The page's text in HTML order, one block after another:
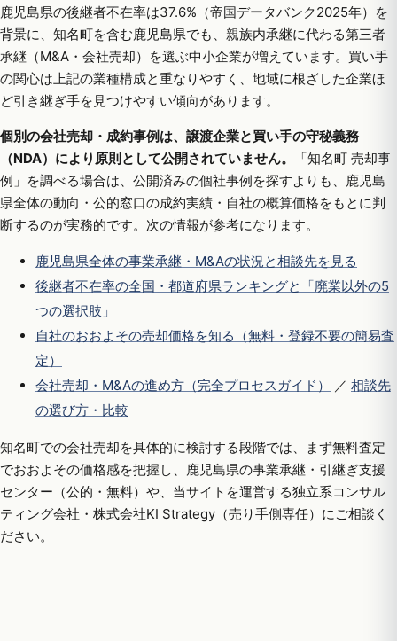
鹿児島県の後継者不在率は37.6%（帝国データバンク2025年）を
背景に、知名町を含む鹿児島県でも、親族内承継に代わる第三者
承継（M&A・会社売却）を選ぶ中小企業が増えています。買い手
の関心は上記の業種構成と重なりやすく、地域に根ざした企業ほ
ど引き継ぎ手を見つけやすい傾向があります。
個別の会社売却・成約事例は、譲渡企業と買い手の守秘義務
（NDA）により原則として公開されていません。
「知名町 売却事
例」を調べる場合は、公開済みの個社事例を探すよりも、鹿児島
県全体の動向・公的窓口の成約実績・自社の概算価格をもとに判
断するのが実務的です。次の情報が参考になります。
鹿児島県全体の事業承継・M&Aの状況と相談先を見る
後継者不在率の全国・都道府県ランキングと「廃業以外の5
つの選択肢」
自社のおおよその売却価格を知る（無料・登録不要の簡易査
定）
会社売却・M&Aの進め方（完全プロセスガイド）
／ 相談先
の選び方・比較
知名町での会社売却を具体的に検討する段階では、まず無料査定
でおおよその価格感を把握し、鹿児島県の事業承継・引継ぎ支援
センター（公的・無料）や、当サイトを運営する独立系コンサル
ティング会社・株式会社KI Strategy（売り手側専任）にご相談く
ださい。